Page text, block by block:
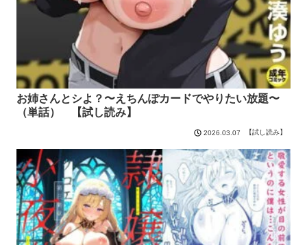
お姉さんとシよ？〜えちんぽカードでやりたい放題〜
（単話） 【試し読み】
2026.03.07 【試し読み】